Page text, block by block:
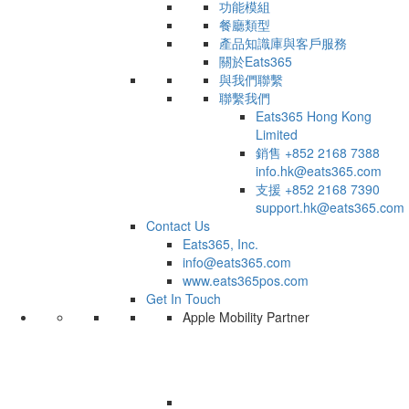
功能模組
餐廳類型
產品知識庫與客戶服務
關於Eats365
與我們聯繫
聯繫我們
Eats365 Hong Kong
Limited
銷售 +852 2168 7388
info.hk@eats365.com
支援 +852 2168 7390
support.hk@eats365.com
Contact Us
Eats365, Inc.
info@eats365.com
www.eats365pos.com
Get In Touch
Apple Mobility Partner